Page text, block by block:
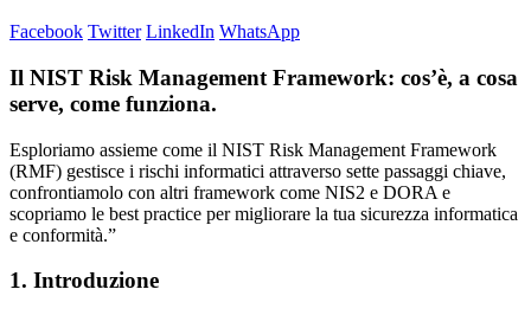
Facebook Twitter LinkedIn WhatsApp
Il NIST Risk Management Framework: cos’è, a cosa
serve, come funziona.
Esploriamo assieme come il NIST Risk Management Framework
(RMF) gestisce i rischi informatici attraverso sette passaggi chiave,
confrontiamolo con altri framework come NIS2 e DORA e
scopriamo le best practice per migliorare la tua sicurezza informatica
e conformità.”
1. Introduzione